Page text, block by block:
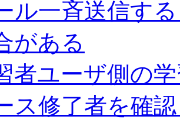
ル一斉送信す
がある
者ユーザ側の
ス修了者を確